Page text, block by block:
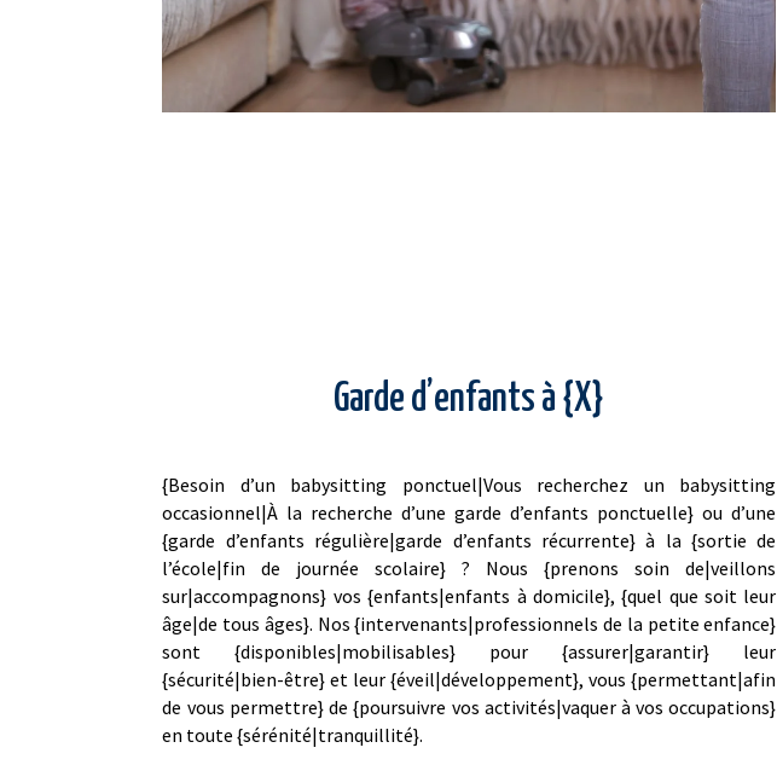
Garde d’enfants à {X}
{Besoin d’un babysitting ponctuel|Vous recherchez un babysitting
occasionnel|À la recherche d’une garde d’enfants ponctuelle} ou d’une
{garde d’enfants régulière|garde d’enfants récurrente} à la {sortie de
l’école|fin de journée scolaire} ? Nous {prenons soin de|veillons
sur|accompagnons} vos {enfants|enfants à domicile}, {quel que soit leur
âge|de tous âges}. Nos {intervenants|professionnels de la petite enfance}
sont {disponibles|mobilisables} pour {assurer|garantir} leur
{sécurité|bien-être} et leur {éveil|développement}, vous {permettant|afin
de vous permettre} de {poursuivre vos activités|vaquer à vos occupations}
en toute {sérénité|tranquillité}.